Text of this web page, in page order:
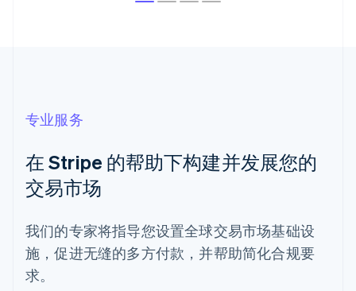
专业服务
在 Stripe 的帮助下构建并发展您的
交易市场
我们的专家将指导您设置全球交易市场基础设
施，促进无缝的多方付款，并帮助简化合规要
求。
Português
比利时
Nederlands
波兰
丹麦
English
德国